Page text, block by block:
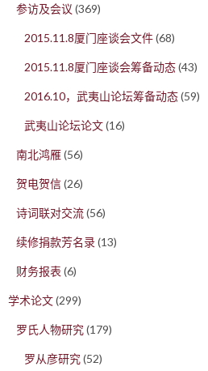
参访及会议 (369)
2015.11.8厦门座谈会文件(68)
2015.11.8厦门座谈会筹备动态(43)
2016.10，武夷山论坛筹备动态(59)
武夷山论坛论文(16)
南北鸿雁(56)
贺电贺信(26)
诗词联对交流(56)
续修捐款芳名录(13)
财务报表 (6)
学术论文(299)
罗氏人物研究(179)
罗从彦研究(52)